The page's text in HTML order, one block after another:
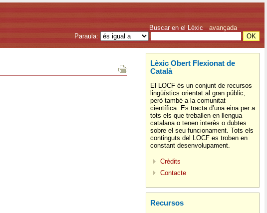
Buscar en el Lèxic avançada
Paraula:
Lèxic Obert Flexionat de
Català
El LOCF és un conjunt de recursos
lingüístics orientat al gran públic,
però també a la comunitat
científica. Es tracta d’una eina per a
tots els que treballen en llengua
catalana o tenen interès o dubtes
sobre el seu funcionament. Tots els
continguts del LOCF es troben en
constant desenvolupament.
Crèdits
Contacte
Recursos